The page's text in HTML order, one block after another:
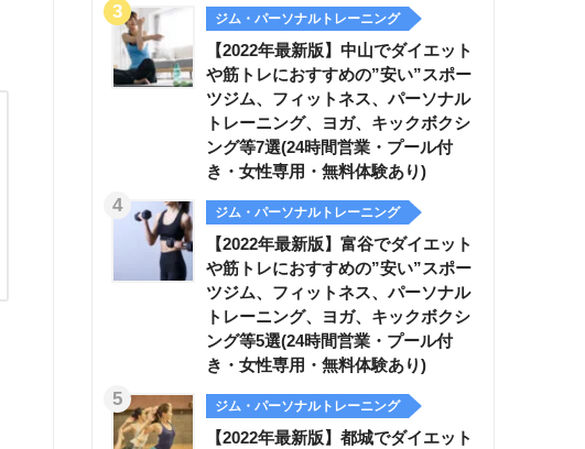
ジム・パーソナルトレーニング
【2022年最新版】中山でダイエット
や筋トレにおすすめの”安い”スポー
ツジム、フィットネス、パーソナル
トレーニング、ヨガ、キックボクシ
ング等7選(24時間営業・プール付
き・女性専用・無料体験あり)
ジム・パーソナルトレーニング
【2022年最新版】富谷でダイエット
や筋トレにおすすめの”安い”スポー
ツジム、フィットネス、パーソナル
トレーニング、ヨガ、キックボクシ
ング等5選(24時間営業・プール付
き・女性専用・無料体験あり)
ジム・パーソナルトレーニング
【2022年最新版】都城でダイエット